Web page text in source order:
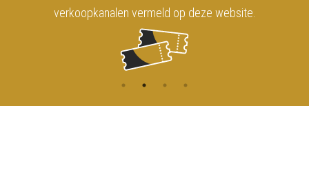
verkoopkanalen vermeld op deze website.